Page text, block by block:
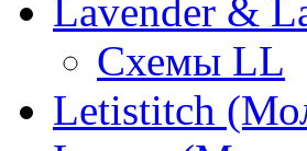
Lavender &
Схемы LL
Letistitch